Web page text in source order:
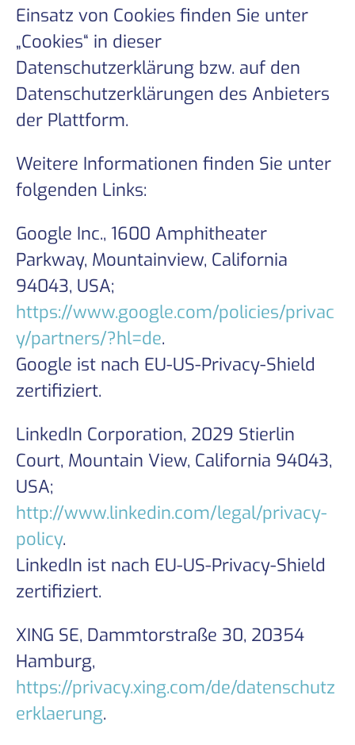
Einsatz von Cookies finden Sie unter
„Cookies“ in dieser
Datenschutzerklärung bzw. auf den
Datenschutzerklärungen des Anbieters
der Plattform.
Weitere Informationen finden Sie unter
folgenden Links:
Google Inc., 1600 Amphitheater
Parkway, Mountainview, California
94043, USA;
https://www.google.com/policies/privac
y/partners/?hl=de.
Google ist nach EU-US-Privacy-Shield
zertifiziert.
LinkedIn Corporation, 2029 Stierlin
Court, Mountain View, California 94043,
USA;
http://www.linkedin.com/legal/privacy-
policy.
LinkedIn ist nach EU-US-Privacy-Shield
zertifiziert.
XING SE, Dammtorstraße 30, 20354
Hamburg,
https://privacy.xing.com/de/datenschutz
erklaerung.